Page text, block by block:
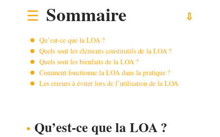
Sommaire
Qu’est-ce que la LOA ?
Quels sont les éléments constitutifs de la LOA ?
Quels sont les bienfaits de la LOA ?
Comment fonctionne la LOA dans la pratique ?
Les erreurs à éviter lors de l’utilisation de la LOA
Qu’est-ce que la LOA ?